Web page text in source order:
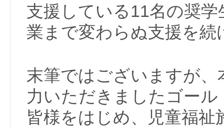
支援している11名の奨
業まで変わらぬ支援を続
末筆ではございますが
力いただきましたゴー
皆様をはじめ、児童福祉